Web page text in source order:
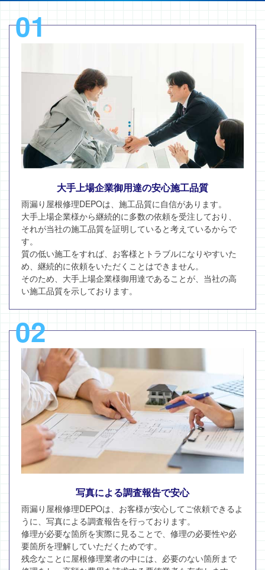
01
大手上場企業御用達の安心施工品質
雨漏り屋根修理DEPOは、施工品質に自信があります。
大手上場企業様から継続的に多数の依頼を受注しており、
それが当社の施工品質を証明していると考えているからで
す。
質の低い施工をすれば、お客様とトラブルになりやすいた
め、継続的に依頼をいただくことはできません。
そのため、大手上場企業様御用達であることが、当社の高
い施工品質を示しております。
02
写真による調査報告で安心
雨漏り屋根修理DEPOは、お客様が安心してご依頼できるよ
うに、写真による調査報告を行っております。
修理が必要な箇所を実際に見ることで、修理の必要性や必
要箇所を理解していただくためです。
残念なことに屋根修理業者の中には、必要のない箇所まで